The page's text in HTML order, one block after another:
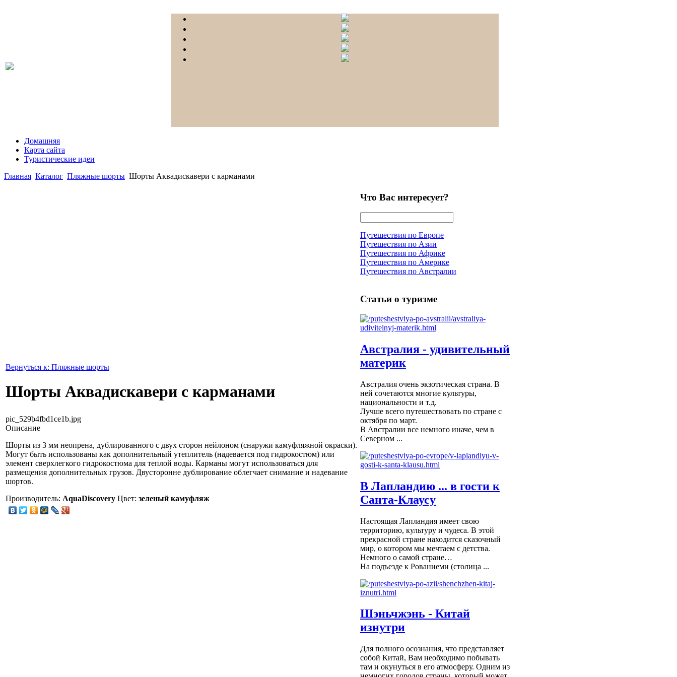
Домашняя
Карта сайта
Туристические идеи
Главная Каталог Пляжные шорты Шорты Аквадискавери с карманами
Вернуться к: Пляжные шорты
Шорты Аквадискавери с карманами
pic_529b4fbd1ce1b.jpg
Описание
Шорты из 3 мм неопрена, дублированного с двух сторон нейлоном (снаружи камуфляжной окраски).
Могут быть использованы как дополнительный утеплитель (надевается под гидрокостюм) или
элемент сверхлегкого гидрокостюма для теплой воды. Карманы могут использоваться для
размещения дополнительных грузов. Двусторонне дублирование облегчает снимание и надевание
шортов.
Производитель: AquaDiscovery Цвет: зеленый камуфляж
Что Вас интересует?
Путешествия по Европе
Путешествия по Азии
Путешествия по Африке
Путешествия по Америке
Путешествия по Австралии
Статьи о туризме
Австралия - удивительный
материк
Австралия очень экзотическая страна. В
ней сочетаются многие культуры,
национальности и т.д.
Лучше всего путешествовать по стране с
октября по март.
В Австралии все немного иначе, чем в
Северном ...
В Лапландию ... в гости к
Санта-Клаусу
Настоящая Лапландия имеет свою
территорию, культуру и чудеса. В этой
прекрасной стране находится сказочный
мир, о котором мы мечтаем с детства.
Немного о самой стране…
На подъезде к Рованиеми (столица ...
Шэньчжэнь - Китай
изнутри
Для полного осознания, что представляет
собой Китай, Вам необходимо побывать
там и окунуться в его атмосферу. Одним из